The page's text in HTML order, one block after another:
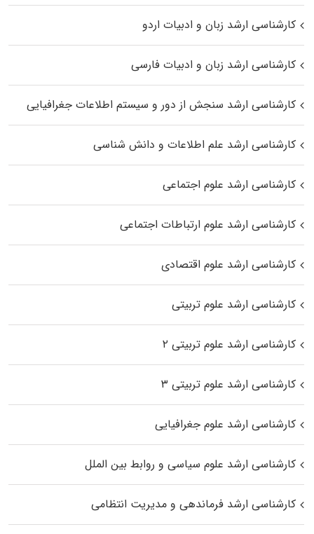
کارشناسی ارشد زبان و ادبیات اردو
کارشناسی ارشد زبان و ادبیات فارسی
کارشناسی ارشد سنجش از دور و سیستم اطلاعات جغرافیایی
کارشناسی ارشد علم اطلاعات و دانش شناسی
کارشناسی ارشد علوم اجتماعی
کارشناسی ارشد علوم ارتباطات اجتماعی
کارشناسی ارشد علوم اقتصادی
کارشناسی ارشد علوم تربیتی
کارشناسی ارشد علوم تربیتی ۲
کارشناسی ارشد علوم تربیتی ۳
کارشناسی ارشد علوم جغرافیایی
کارشناسی ارشد علوم سیاسی و روابط بین الملل
کارشناسی ارشد فرماندهی و مدیریت انتظامی